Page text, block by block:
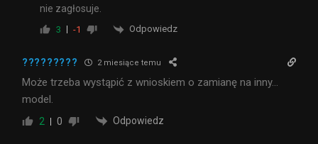
nie zagłosuje.
3 -1 Odpowiedz
????????? 2 miesiące temu
Może trzeba wystąpić z wnioskiem o zamianę na inny…
model.
2 0 Odpowiedz